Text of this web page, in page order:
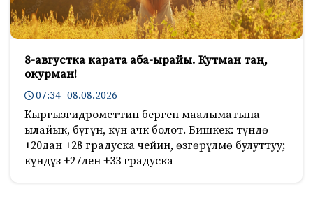
8-августка карата аба-ырайы. Кутман таң,
окурман!
07:34 08.08.2026
Кыргызгидрометтин берген маалыматына
ылайык, бүгүн, күн ачк болот. Бишкек: түндө
+20дан +28 градуска чейин, өзгөрүлмө булуттуу;
күндүз +27ден +33 градуска